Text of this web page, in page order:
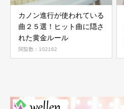
カノン進行が使われている
曲２５選！ヒット曲に隠さ
れた黄金ルール
閲覧数：102162